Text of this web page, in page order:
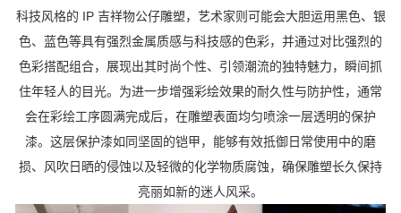
科技风格的 IP 吉祥物公仔雕塑，艺术家则可能会大胆运用黑色、银
色、蓝色等具有强烈金属质感与科技感的色彩，并通过对比强烈的
色彩搭配组合，展现出其时尚个性、引领潮流的独特魅力，瞬间抓
住年轻人的目光。为进一步增强彩绘效果的耐久性与防护性，通常
会在彩绘工序圆满完成后，在雕塑表面均匀喷涂一层透明的保护
漆。这层保护漆如同坚固的铠甲，能够有效抵御日常使用中的磨
损、风吹日晒的侵蚀以及轻微的化学物质腐蚀，确保雕塑长久保持
亮丽如新的迷人风采。